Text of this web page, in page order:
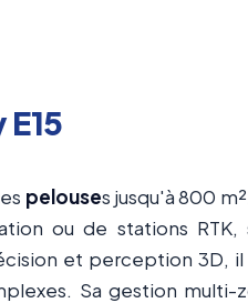
pelouses jusqu'à 800
ou de stations RTK,
et perception 3D,
Sa gestion multi-